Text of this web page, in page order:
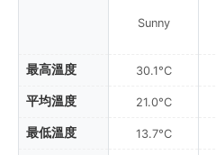
最高溫度
平均溫度
最低溫度
Sunny
30.1°C
21.0°C
13.7°C